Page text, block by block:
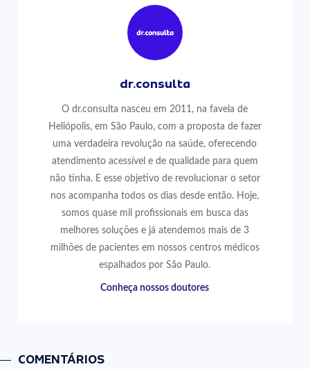
dr.consulta
O dr.consulta nasceu em 2011, na favela de
Heliópolis, em São Paulo, com a proposta de fazer
uma verdadeira revolução na saúde, oferecendo
atendimento acessível e de qualidade para quem
não tinha. E esse objetivo de revolucionar o setor
nos acompanha todos os dias desde então. Hoje,
somos quase mil profissionais em busca das
melhores soluções e já atendemos mais de 3
milhões de pacientes em nossos centros médicos
espalhados por São Paulo.
Conheça nossos doutores
COMENTÁRIOS